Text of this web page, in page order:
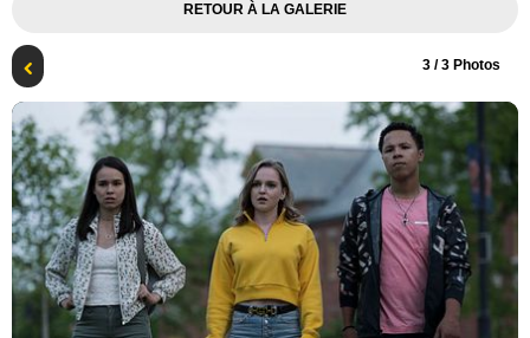
RETOUR À LA GALERIE
3 / 3 Photos